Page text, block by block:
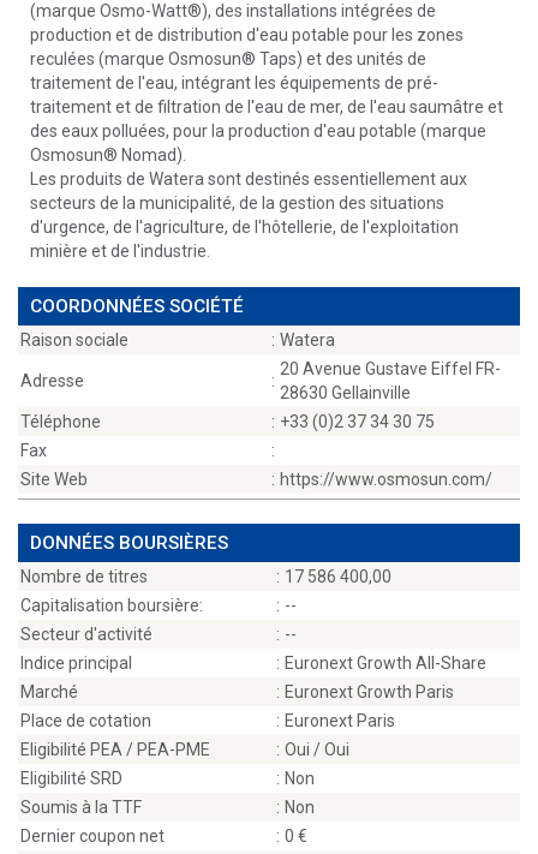
(marque Osmo-Watt®), des installations intégrées de
production et de distribution d'eau potable pour les zones
reculées (marque Osmosun® Taps) et des unités de
traitement de l'eau, intégrant les équipements de pré-
traitement et de filtration de l'eau de mer, de l'eau saumâtre et
des eaux polluées, pour la production d'eau potable (marque
Osmosun® Nomad).
Les produits de Watera sont destinés essentiellement aux
secteurs de la municipalité, de la gestion des situations
d'urgence, de l'agriculture, de l'hôtellerie, de l'exploitation
minière et de l'industrie.
COORDONNÉES SOCIÉTÉ
Raison sociale : Watera
Adresse :
20 Avenue Gustave Eiffel FR-
28630 Gellainville
Téléphone
: +33 (0)2 37 34 30 75
Fax
:
Site Web
: https://www.osmosun.com/
DONNÉES BOURSIÈRES
Nombre de titres : 17 586 400,00
Capitalisation boursière:
: --
Secteur d'activité
: --
Indice principal
: Euronext Growth All-Share
Marché
: Euronext Growth Paris
Place de cotation
: Euronext Paris
Eligibilité PEA / PEA-PME
: Oui / Oui
Eligibilité SRD
: Non
Soumis à la TTF
: Non
Dernier coupon net
: 0